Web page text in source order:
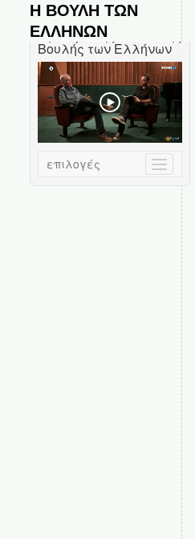
Η ΒΟΥΛΗ ΤΩΝ
ΕΛΛΗΝΩΝ